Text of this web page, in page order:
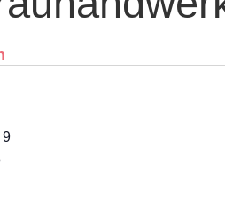
9